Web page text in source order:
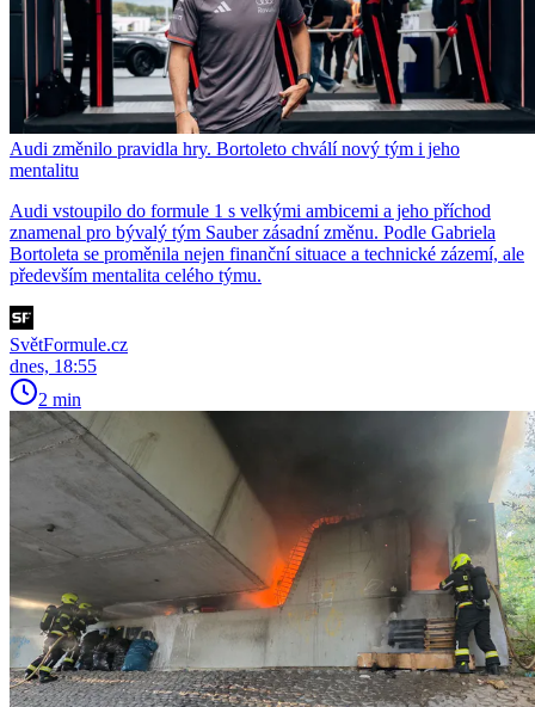
Audi změnilo pravidla hry. Bortoleto chválí nový tým i jeho
mentalitu
Audi vstoupilo do formule 1 s velkými ambicemi a jeho příchod
znamenal pro bývalý tým Sauber zásadní změnu. Podle Gabriela
Bortoleta se proměnila nejen finanční situace a technické zázemí, ale
především mentalita celého týmu.
SvětFormule.cz
dnes, 18:55
2 min